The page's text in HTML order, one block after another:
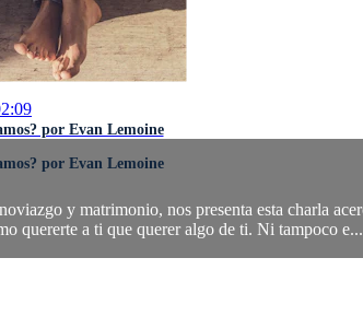
por Evan Lemoine
por Evan Lemoine
y matrimonio, nos presenta esta charla
quererte a ti que querer algo de ti. Ni tampoco e...